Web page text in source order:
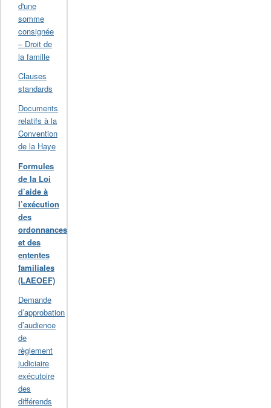
d'une
somme
consignée
– Droit de
la famille
Clauses
standards
Documents
relatifs à la
Convention
de la Haye
Formules
de la Loi
d’aide à
l’exécution
des
ordonnances
et des
ententes
familiales
(LAEOEF)
Demande
d’approbation
d’audience
de
règlement
judiciaire
exécutoire
des
différends